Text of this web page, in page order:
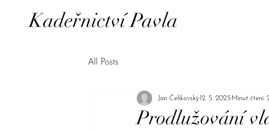
Kadeřnictví Pavla
All Posts
Prodlužování
Jan Čelikovský12. 5. 2025 Minut čtení: